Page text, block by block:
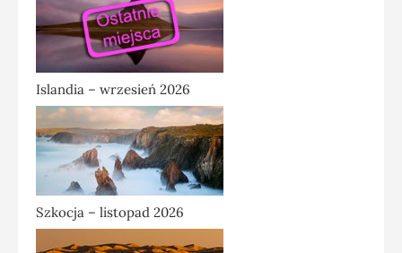
Islandia – wrzesień 2026
Szkocja – listopad 2026